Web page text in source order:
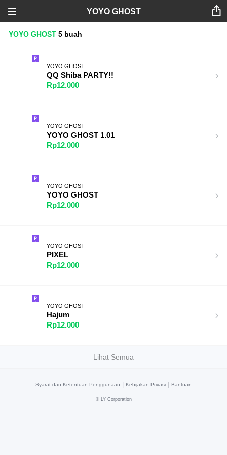
YOYO GHOST
YOYO GHOST 5 buah
YOYO GHOST
QQ Shiba PARTY!!
Rp12.000
YOYO GHOST
YOYO GHOST 1.01
Rp12.000
YOYO GHOST
YOYO GHOST
Rp12.000
YOYO GHOST
PIXEL
Rp12.000
YOYO GHOST
Hajum
Rp12.000
Lihat Semua
Syarat dan Ketentuan Penggunaan Kebijakan Privasi Bantuan
© LY Corporation